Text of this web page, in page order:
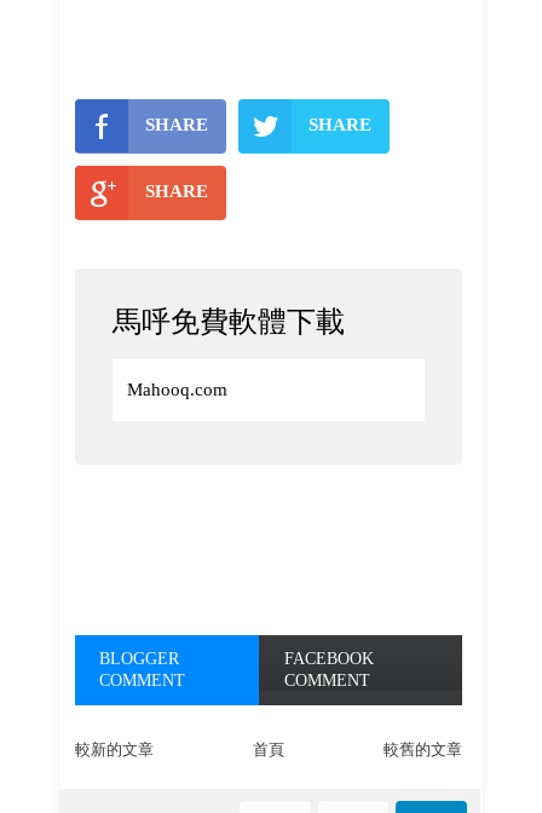
SHARE SHARE
SHARE
馬呼免費軟體下載
Mahooq.com
BLOGGER
COMMENT
FACEBOOK
COMMENT
較新的文章 較舊的文章
首頁